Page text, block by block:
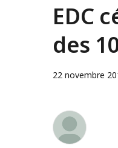
EDC
des
22 novembre
Shelley